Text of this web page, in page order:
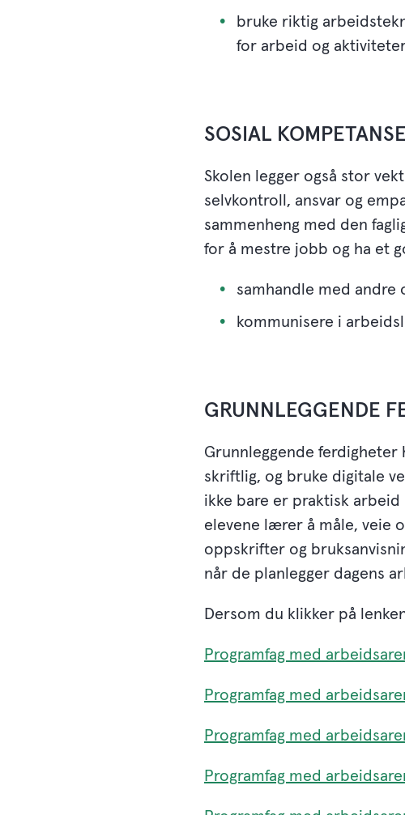
bruke riktig
for arbeid og
SOSIAL KOMPETANSE
Skolen legger også stor
selvkontroll, ansvar og
sammenheng med den
for å mestre jobb og ha et
samhandle med
kommunisere i
GRUNNLEGGENDE
Grunnleggende ferdigheter
skriftlig, og bruke digitale
ikke bare er praktisk
elevene lærer å måle, veie
oppskrifter og
når de planlegger dagens
Dersom du klikker på
Programfag med
Programfag med
Programfag med
Programfag med